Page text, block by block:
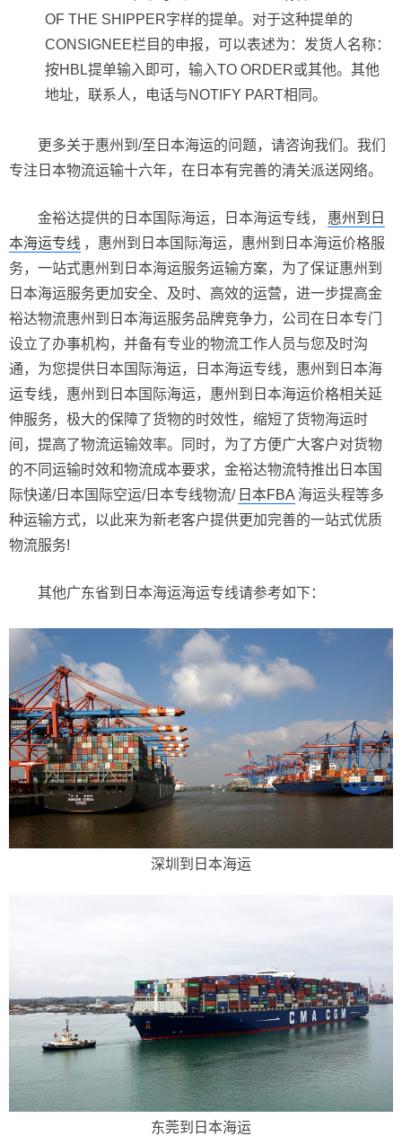
OF THE SHIPPER字样的提单。对于这种提单的
CONSIGNEE栏目的申报，可以表述为：发货人名称：
按HBL提单输入即可，输入TO ORDER或其他。其他
地址，联系人，电话与NOTIFY PART相同。
更多关于惠州到/至日本海运的问题，请咨询我们。我们
专注日本物流运输十六年，在日本有完善的清关派送网络。
金裕达提供的日本国际海运，日本海运专线，
惠州到日
本海运专线 ，惠州到日本国际海运，惠州到日本海运价格服
务，一站式惠州到日本海运服务运输方案，为了保证惠州到
日本海运服务更加安全、及时、高效的运营，进一步提高金
裕达物流惠州到日本海运服务品牌竞争力，公司在日本专门
设立了办事机构，并备有专业的物流工作人员与您及时沟
通，为您提供日本国际海运，日本海运专线，惠州到日本海
运专线，惠州到日本国际海运，惠州到日本海运价格相关延
伸服务，极大的保障了货物的时效性，缩短了货物海运时
间，提高了物流运输效率。同时，为了方便广大客户对货物
的不同运输时效和物流成本要求，金裕达物流特推出日本国
际快递/日本国际空运/日本专线物流/ 日本FBA 海运头程等多
种运输方式，以此来为新老客户提供更加完善的一站式优质
物流服务!
其他广东省到日本海运海运专线请参考如下：
深圳到日本海运
东莞到日本海运